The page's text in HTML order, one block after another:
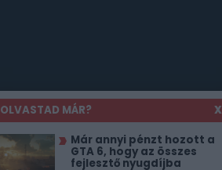
OLVASTAD MÁR?
X
Már annyi pénzt hozott a
GTA 6, hogy az összes
fejlesztő nyugdíjba